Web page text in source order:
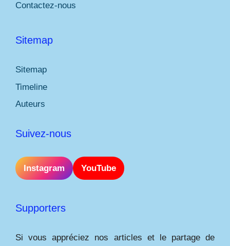
Contactez-nous
Sitemap
Sitemap
Timeline
Auteurs
Suivez-nous
Instagram YouTube
Supporters
Si vous appréciez nos articles et le partage de